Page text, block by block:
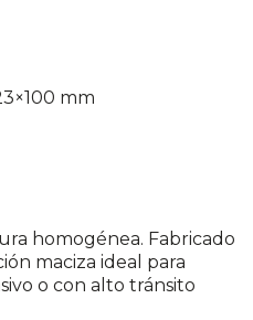
mm
homogénea. Fabricado
maciza ideal para
o con alto tránsito